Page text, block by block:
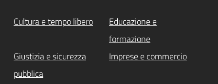
Cultura e tempo libero
Educazione e
formazione
Giustizia e sicurezza
pubblica
Imprese e commercio